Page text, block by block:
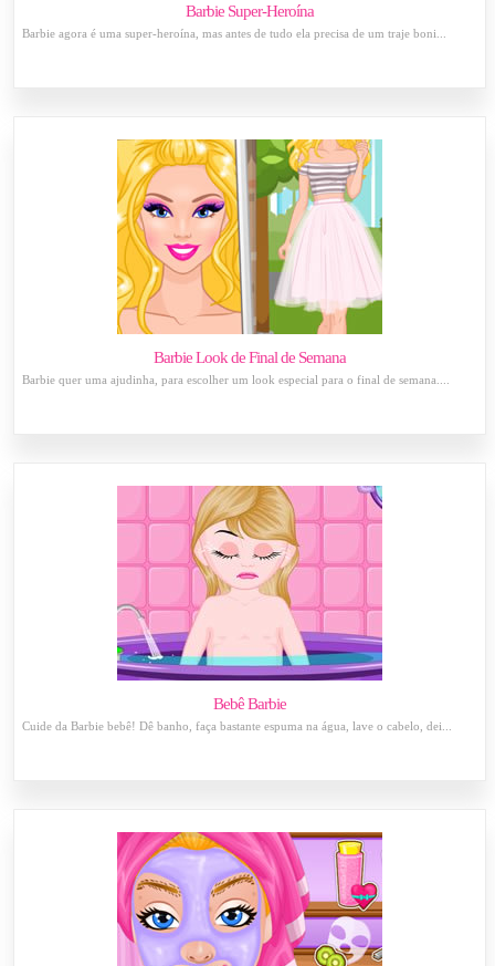
Barbie Super-Heroína
Barbie agora é uma super-heroína, mas antes de tudo ela precisa de um traje boni...
Barbie Look de Final de Semana
Barbie quer uma ajudinha, para escolher um look especial para o final de semana....
Bebê Barbie
Cuide da Barbie bebê! Dê banho, faça bastante espuma na água, lave o cabelo, dei...